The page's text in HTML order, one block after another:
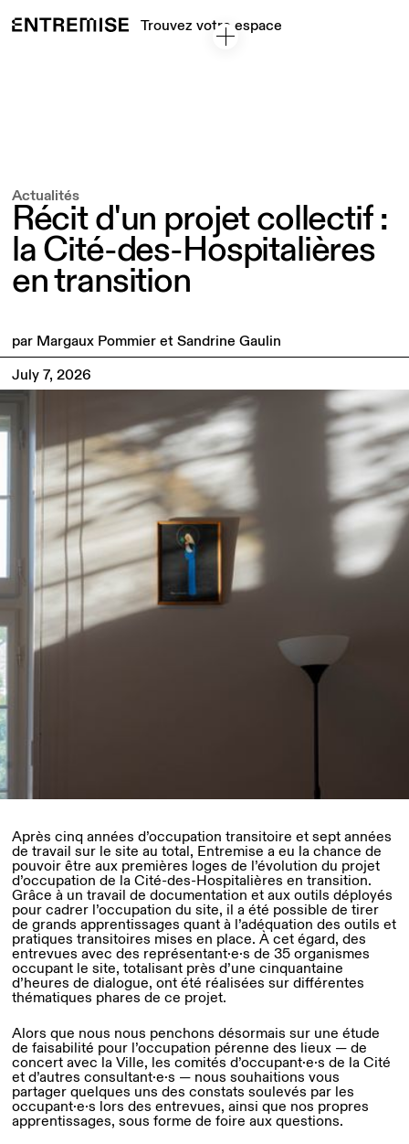
Trouvez votre espace
Actualités
Récit d'un projet collectif :
la Cité-des-Hospitalières
en transition
par Margaux Pommier et Sandrine Gaulin
July 7, 2026
Après cinq années d’occupation transitoire et sept années
de travail sur le site au total, Entremise a eu la chance de
pouvoir être aux premières loges de l’évolution du projet
d’occupation de la Cité-des-Hospitalières en transition.
Grâce à un travail de documentation et aux outils déployés
pour cadrer l’occupation du site, il a été possible de tirer
de grands apprentissages quant à l’adéquation des outils et
pratiques transitoires mises en place. À cet égard, des
entrevues avec des représentant·e·s de 35 organismes
occupant le site, totalisant près d’une cinquantaine
d’heures de dialogue, ont été réalisées sur différentes
thématiques phares de ce projet.
Alors que nous nous penchons désormais sur une étude
de faisabilité pour l’occupation pérenne des lieux — de
concert avec la Ville, les comités d’occupant·e·s de la Cité
et d’autres consultant·e·s — nous souhaitions vous
partager quelques uns des constats soulevés par les
occupant·e·s lors des entrevues, ainsi que nos propres
apprentissages, sous forme de foire aux questions.